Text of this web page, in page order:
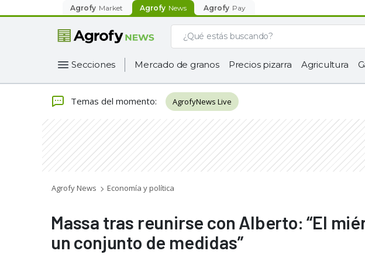
Agrofy Market Agrofy News Agrofy Pay
Secciones Mercado de granos Precios pizarra Agricultura
Temas del momento: AgrofyNews Live
Agrofy News Economía y política
Massa tras reunirse con Alberto: “El
un conjunto de medidas”